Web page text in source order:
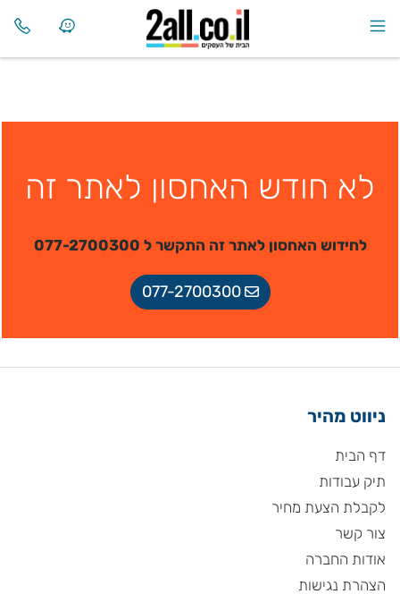
לא חודש האחסון לאתר זה
לחידוש האחסון לאתר זה התקשר ל 077-2700300
077-2700300
ניווט מהיר
דף הבית
תיק עבודות
לקבלת הצעת מחיר
צור קשר
אודות החברה
הצהרת נגישות